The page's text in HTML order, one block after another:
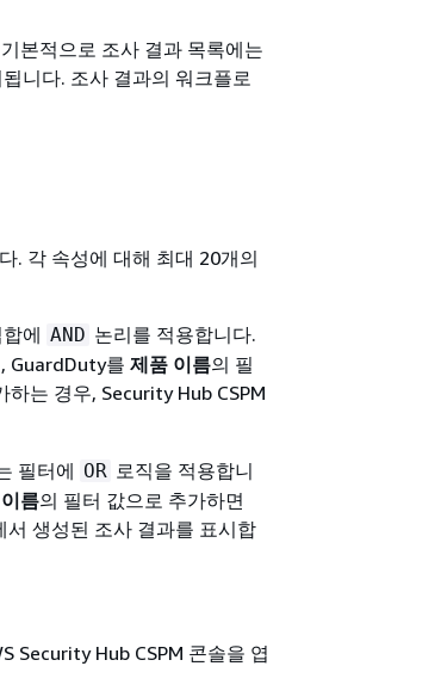
본적으로 조사 결과 목록에는
니다. 조사 결과의 워크플로
. 각 속성에 대해 최대 20개의
에 AND 논리를 적용합니다.
GuardDuty를 제품 이름의 필
하는 경우, Security Hub CSPM
필터에 OR 로직을 적용합니
름의 필터 값으로 추가하면
생성된 조사 결과를 표시합
Security Hub CSPM 콘솔을 엽